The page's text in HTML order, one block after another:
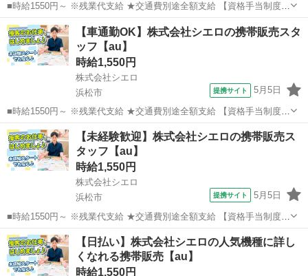
■時給1550円～ ※残業代支給 ★交通費別途全額支給 【資格手当制度】
au資格取得で5200～11400円/月支給 家電アドバイザー資格をお持ちの
方はグレードに合わせて2500～5000円/月支給 ※入社後獲得も対象
...
静岡 浜松市 携帯ショップ
【車通勤OK】株式会社シエロの携帯販売スタ
ッフ【au】
時給1,550円
株式会社シエロ
浜松市
提携サイト 5月5日
■時給1550円～ ※残業代支給 ★交通費別途全額支給 【資格手当制度】
au資格取得で5200～11400円/月支給 家電アドバイザー資格をお持ちの
方はグレードに合わせて2500～5000円/月支給 ※入社後獲得も対象
...
静岡 浜松市 携帯ショップ
【未経験歓迎】株式会社シエロの携帯販売ス
タッフ【au】
時給1,550円
株式会社シエロ
浜松市
提携サイト 5月5日
■時給1550円～ ※残業代支給 ★交通費別途全額支給 【資格手当制度】
au資格取得で5200～11400円/月支給 家電アドバイザー資格をお持ちの
方はグレードに合わせて2500～5000円/月支給 ※入社後獲得も対象
...
静岡 浜松市 携帯ショップ
【日払い】株式会社シエロの人気機種に詳し
くなれる携帯販売【au】
時給1,550円